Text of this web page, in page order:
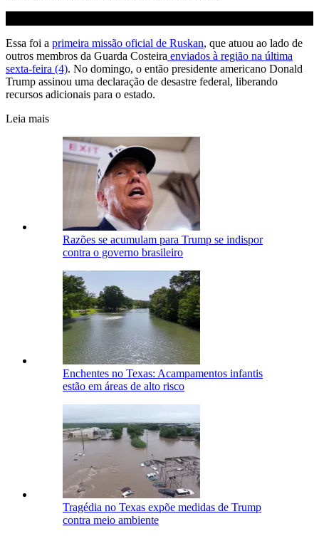
Essa foi a primeira missão oficial de Ruskan, que atuou ao lado de
outros membros da Guarda Costeira enviados à região na última
sexta-feira (4). No domingo, o então presidente americano Donald
Trump assinou uma declaração de desastre federal, liberando
recursos adicionais para o estado.
Leia mais
Razões se acumulam para Trump se indispor
contra o governo brasileiro
Enchentes no Texas: Acampamentos infantis
estão em áreas de alto risco
Tragédia no Texas expõe medidas de Trump
contra meio ambiente